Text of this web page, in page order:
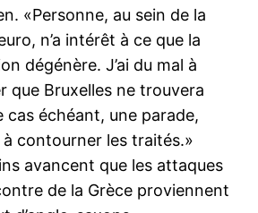
«Personne, au sein de la
n’a intérêt à ce que la
dégénère. J’ai du mal à
que Bruxelles ne trouvera
cas échéant, une parade,
contourner les traités.»
avancent que les attaques
de la Grèce proviennent